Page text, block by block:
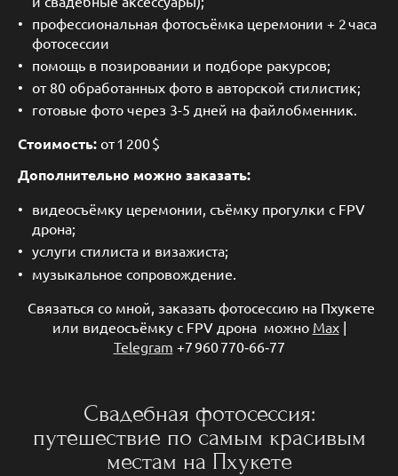
профессиональная фотосъёмка церемонии + 2 часа
фотосессии
помощь в позировании и подборе ракурсов;
от 80 обработанных фото в авторской стилистик;
готовые фото через 3-5 дней на файлобменник.
Стоимость: от 1 200 $
Дополнительно можно заказать:
видеосъёмку церемонии, съёмку прогулки с FPV
дрона;
услуги стилиста и визажиста;
музыкальное сопровождение.
Связаться со мной, заказать фотосессию на Пхукете
или видеосъёмку с FPV дрона можно Max|
Telegram +7 960 770‑66‑77
Свадебная фотосессия:
путешествие по самым красивым
местам на Пхукете